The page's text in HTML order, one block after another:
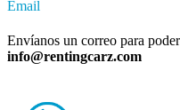
Email
Envíanos un correo para
info@rentingcarz.com